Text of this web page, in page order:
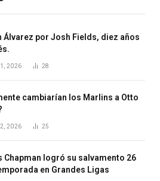
Álvarez por Josh Fields, diez años
2026 28
cambiarían los Marlins a Otto
2026 25
Chapman logró su salvamento 26
en Grandes Ligas